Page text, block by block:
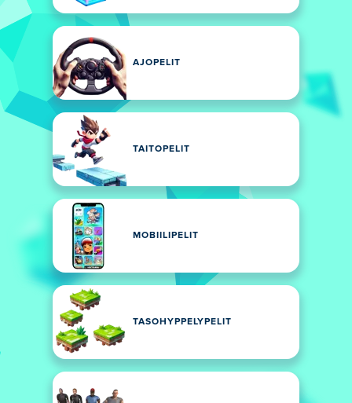
AJOPELIT
TAITOPELIT
MOBIILIPELIT
TASOHYPPELYPELIT